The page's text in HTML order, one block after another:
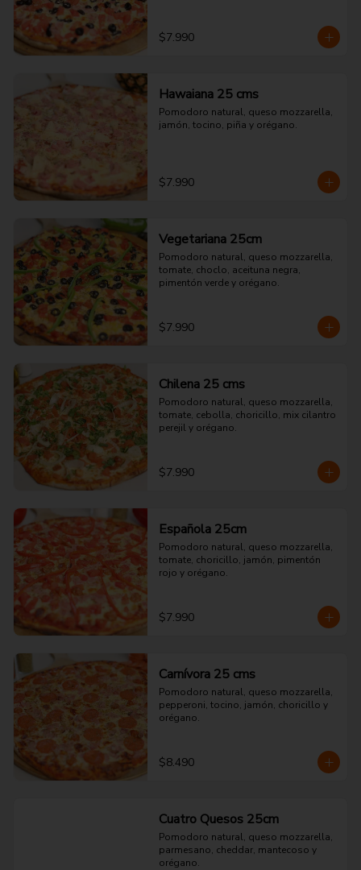
$7.990
Hawaiana 25 cms
Pomodoro natural, queso mozzarella,
jamón, tocino, piña y orégano.
$7.990
Vegetariana 25cm
Pomodoro natural, queso mozzarella,
tomate, choclo, aceituna negra,
pimentón verde y orégano.
$7.990
Chilena 25 cms
Pomodoro natural, queso mozzarella,
tomate, cebolla, choricillo, mix cilantro
perejil y orégano.
$7.990
Española 25cm
Pomodoro natural, queso mozzarella,
tomate, choricillo, jamón, pimentón
rojo y orégano.
$7.990
Carnívora 25 cms
Pomodoro natural, queso mozzarella,
pepperoni, tocino, jamón, choricillo y
orégano.
$8.490
Cuatro Quesos 25cm
Pomodoro natural, queso mozzarella,
parmesano, cheddar, mantecoso y
orégano.